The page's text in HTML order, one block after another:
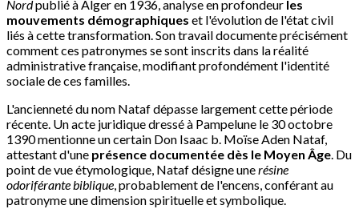
Nordpublié à Alger en 1936, analyse en profondeur les
mouvements démographiques et l'évolution de l'état civil
liés à cette transformation. Son travail documente précisément
comment ces patronymes se sont inscrits dans la réalité
administrative française, modifiant profondément l'identité
sociale de ces familles.
L'ancienneté du nom Nataf dépasse largement cette période
récente. Un acte juridique dressé à Pampelune le 30 octobre
1390 mentionne un certain Don Isaac b. Moïse Aden Nataf,
attestant d'une présence documentée dès le Moyen Âge . Du
point de vue étymologique, Nataf désigne unerésine
odoriférante biblique , probablement de l'encens, conférant au
patronyme une dimension spirituelle et symbolique.